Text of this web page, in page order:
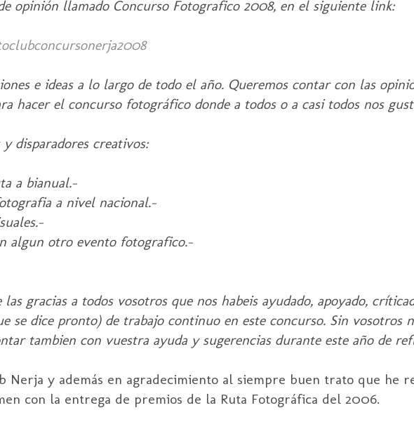
opinión llamado Concurso Fotografico 2008, en el siguiente link:
e ideas a lo largo de todo el año. Queremos contar con las
hacer el concurso fotográfico donde a todos o a casi todos nos
disparadores creativos:
a bianual.-
a nivel nacional.-
algun otro evento fotografico.-
gracias a todos vosotros que nos habeis ayudado, apoyado,
se dice pronto) de trabajo continuo en este concurso. Sin vosotros
tambien con vuestra ayuda y sugerencias durante este año de
Nerja y además en agradecimiento al siempre buen trato que he
con la entrega de premios de la Ruta Fotográfica del 2006.